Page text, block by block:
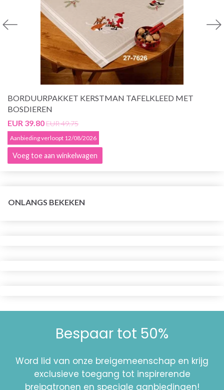
BORDUURPAKKET KERSTMAN TAFELKLEED MET
BOSDIEREN
EUR 39.80EUR 49.75
Aanbieding verloopt 12/08/2026
Voeg toe aan winkelwagen
ONLANGS BEKEKEN
Bespaar tot 50%
Word lid van onze breigemeenschap en krijg
exclusieve toegang tot inspirerende
breipatronen en speciale aanbiedingen!